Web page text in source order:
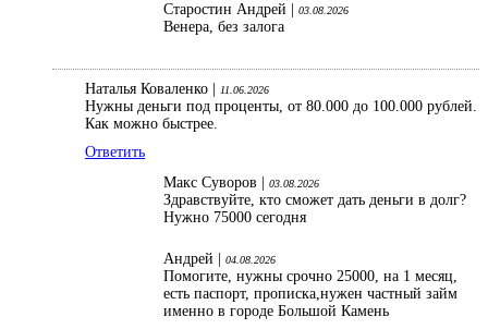
Старостин Андрей | 03.08.2026
Венера, без залога
Наталья Коваленко | 11.06.2026
Нужны деньги под проценты, от 80.000 до 100.000 рублей.
Как можно быстрее.
Ответить
Макс Суворов |
03.08.2026
Здравствуйте, кто сможет дать деньги в долг?
Нужно 75000 сегодня
Андрей | 04.08.2026
Помогите, нужны срочно 25000, на 1 месяц,
есть паспорт, прописка,нужен частный займ
именно в городе Большой Камень